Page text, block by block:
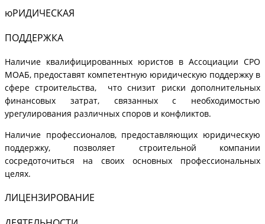
юРИДИЧЕСКАЯ
ПОДДЕРЖКА
Наличие квалифицированных юристов в Ассоциации СРО
МОАБ, предоставят компетентную юридическую поддержку в
сфере строительства, что снизит риски дополнительных
финансовых затрат, связанных с необходимостью
урегулирования различных споров и конфликтов.
Наличие профессионалов, предоставляющих юридическую
поддержку, позволяет строительной компании
сосредоточиться на своих основных профессиональных
целях.
ЛИЦЕНЗИРОВАНИЕ